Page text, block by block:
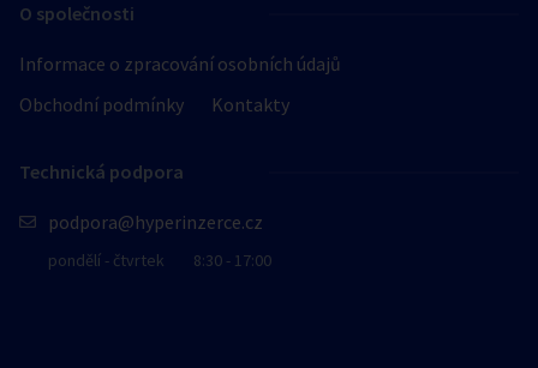
O společnosti
Informace o zpracování osobních údajů
Obchodní podmínky
Kontakty
Technická podpora
podpora@hyperinzerce.cz
pondělí - čtvrtek 8:30 - 17:00